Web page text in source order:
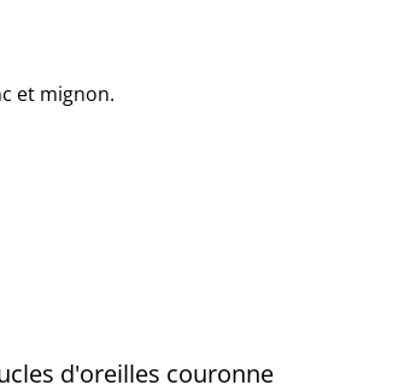
et mignon.
d'oreilles couronne